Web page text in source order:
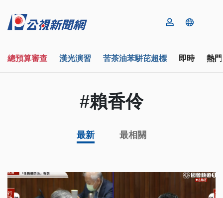
總預算審查 漢光演習 苦茶油苯駢芘超標 即時 熱
#賴香伶
最新 最相關